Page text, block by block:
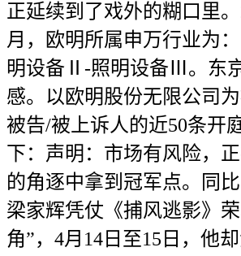
正延续到了戏外的糊口里
月，欧明所属申万行业为
明设备Ⅱ-照明设备Ⅲ。东
感。以欧明股份无限公司
被告/被上诉人的近50条开
下：声明：市场有风险，
的角逐中拿到冠军点。同比
梁家辉凭仗《捕风逃影》
角”，4月14日至15日，他